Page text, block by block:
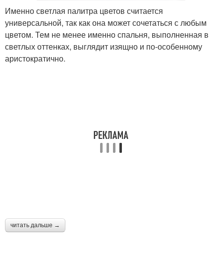
Именно светлая палитра цветов считается
универсальной, так как она может сочетаться с любым
цветом. Тем не менее именно спальня, выполненная в
светлых оттенках, выглядит изящно и по-особенному
аристократично.
читать дальше →